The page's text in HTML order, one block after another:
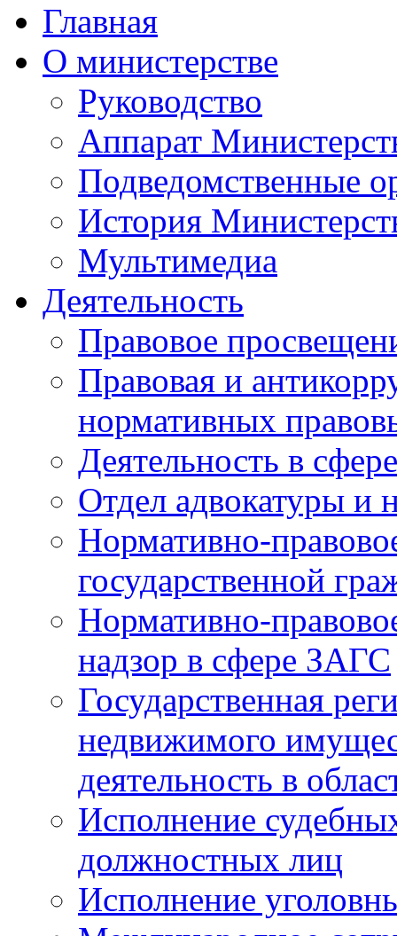
Главная
О министерстве
Руководство
Аппарат
Подведомственные
История
Мультимедиа
Деятельность
Правовое
Правовая и
нормативных
Деятельность в
Отдел адвокатуры и
Нормативно-
государственной
Нормативно-
надзор в сфере ЗАГС
Государственная
недвижимого
деятельность в
Исполнение
должностных лиц
Исполнение